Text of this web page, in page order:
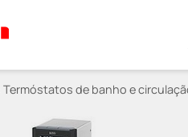
Termóstatos de banho e